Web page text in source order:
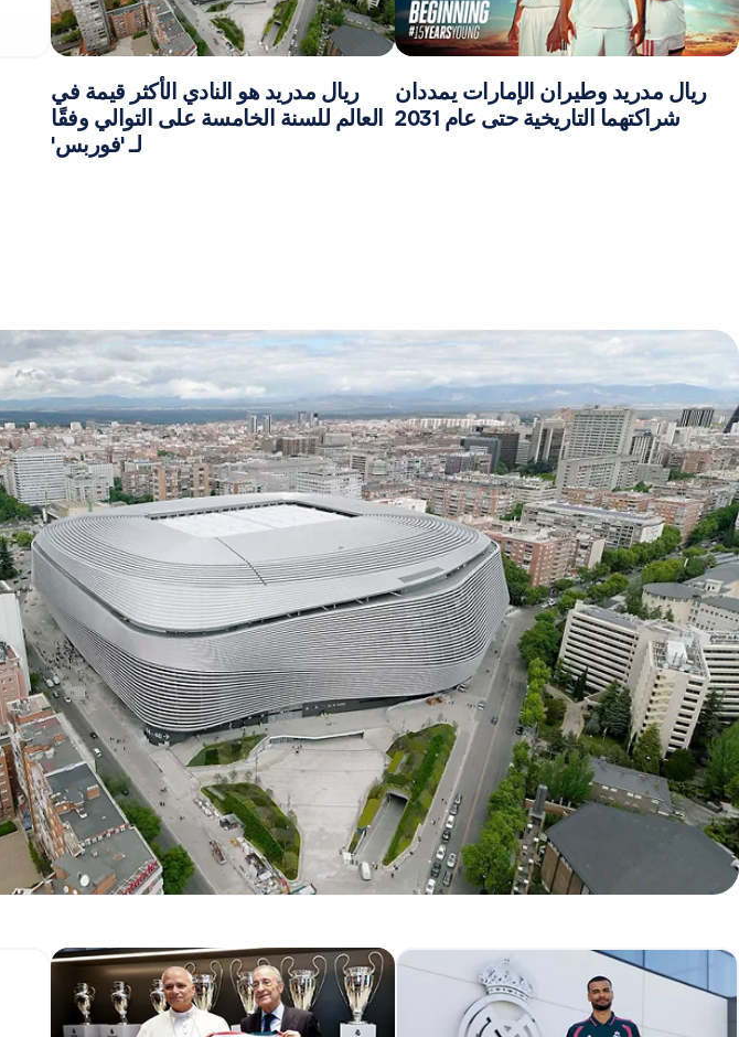
ريال مدريد وطيران الإمارات يمددان
شراكتهما التاريخية حتى عام 2031
ريال مدريد هو النادي الأكثر قيمة في
العالم للسنة الخامسة على التوالي وفقًا
لـ 'فوربس'